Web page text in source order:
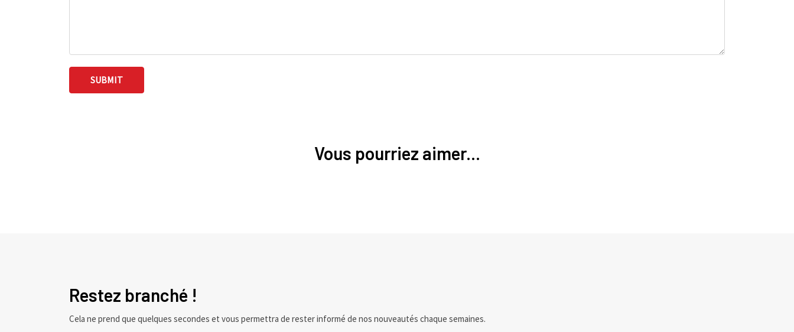
Vous pourriez aimer...
Restez branché !
Cela ne prend que quelques secondes et vous permettra de rester informé de nos nouveautés chaque semaines.